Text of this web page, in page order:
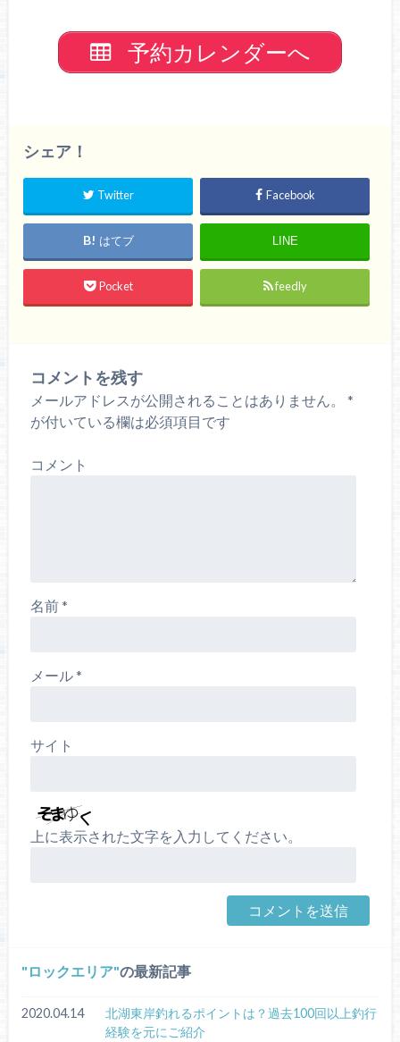
予約カレンダーへ
シェア！
Twitter Facebook
はてブ LINE
Pocket feedly
コメントを残す
メールアドレスが公開されることはありません。
*
が付いている欄は必須項目です
コメント
名前*
メール*
サイト
上に表示された文字を入力してください。
ロックエリア の最新記事
2020.04.14
北湖東岸釣れるポイントは？過去100回以上釣行
経験を元にご紹介